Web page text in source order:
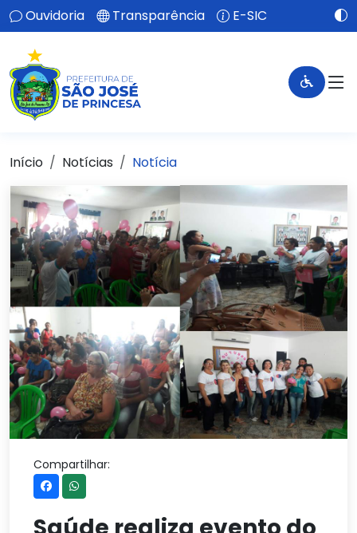
Ouvidoria Transparência E-SIC
Início Notícias Notícia
Compartilhar: